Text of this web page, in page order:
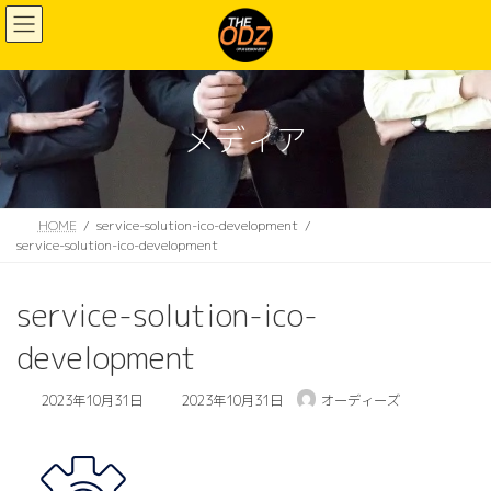
コ
ン
ン
へ
ス
キ
ッ
プ
ナ
ビ
ー
ョ
ン
に
移
動
メディア
HOME
service-solution-ico-development
service-solution-ico-development
service-solution-ico-
development
2023年10月31日
最
2023年10月31日 オーディーズ